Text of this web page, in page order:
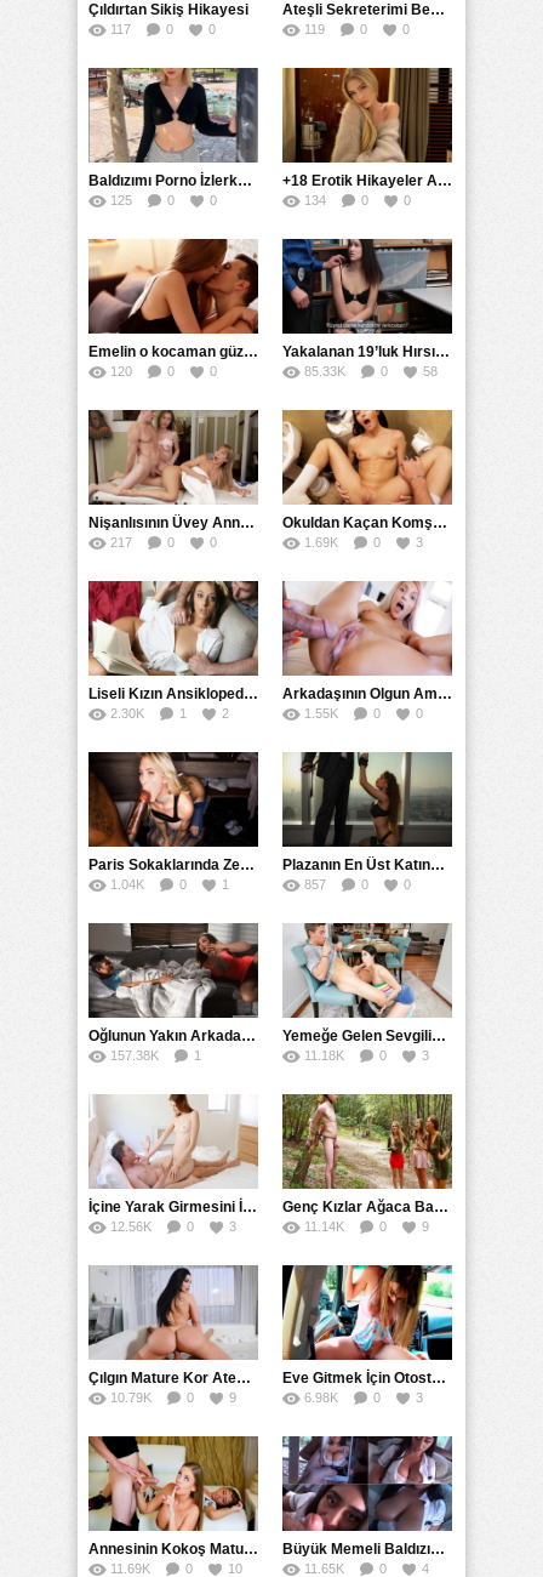
Çıldırtan Sikiş Hikayesi
117 0 0
Ateşli Sekreterimi Becerdim
119 0 0
Baldızımı Porno İzlerken Bastım
125 0 0
+18 Erotik Hikayeler Ateş Dolu Anılar
134 0 0
Emelin o kocaman güzel götünü sikiyordum
120 0 0
Yakalanan 19’luk Hırsız Bedelini Amıyla Ödedi
85.33K 0 58
Nişanlısının Üvey Annesine Masaj Yaparken Yarağı Kaydı
217 0 0
Okuldan Kaçan Komşu Kızını Bakire Sanıp Götten Sikti
1.69K 0 3
Liseli Kızın Ansiklopedisini Kitap Gibi Tane Tane Okudu
2.30K 1 2
Arkadaşının Olgun Amcasına Siktirip İçine Boşalmasını İstedi
1.55K 0 0
Paris Sokaklarında Zenci Yarağını Gırtlağına Kadar İndirdi
1.04K 0 1
Plazanın En Üst Katında Üst Seviye Köle Fantezisi Sikişi
857 0 0
Oğlunun Yakın Arkadaşına Yorgan Altından Sulanan Milf
157.38K
1
Yemeğe Gelen Sevgilisinin Arkadaşına Yarak Yedirdi
11.18K 0 3
İçine Yarak Girmesini İsteyince Kuzeninin Penisini Kullandı
12.56K 0 3
Genç Kızlar Ağaca Bağlayarak Tecavüz Etmek İstediler
11.14K 0 9
Çılgın Mature Kor Ateşiyle Misafirini Yakıp Eritti
10.79K 0 9
Eve Gitmek İçin Otostop Çeken Üniversiteli Bedelini Ödedi
6.98K 0 3
Annesinin Kokoş Mature Arkadaşı Tarafından Saksoya Uğradı
11.69K 0 10
Büyük Memeli Baldızının Takipçilerinin Çoğalması İçin Yardım Etti
11.65K 0 4